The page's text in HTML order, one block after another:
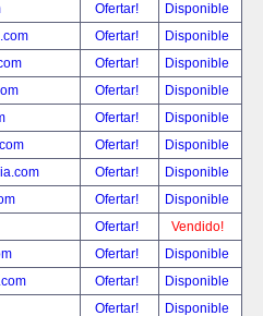
Ofertar!
Disponible
Ofertar!
Disponible
Ofertar!
Disponible
Ofertar!
Disponible
Ofertar!
Disponible
Ofertar!
Disponible
Ofertar!
Disponible
Ofertar!
Disponible
Ofertar!
Vendido!
Ofertar!
Disponible
Ofertar!
Disponible
Ofertar!
Disponible